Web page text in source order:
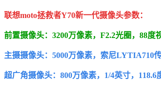
联想moto拯救者Y70新一代摄像头参数：
前置摄像头：3200万像素，F2.2光圈，88度
主摄摄像头：5000万像素，索尼LYTIA710
超广角摄像头：800万像素，1/4英寸，